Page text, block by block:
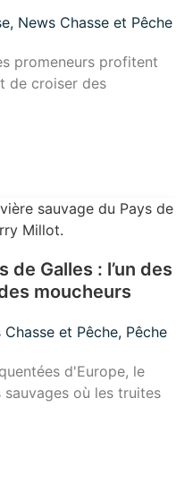
, News Chasse et Pêche
promeneurs profitent
de croiser des
de Galles : l’un des
moucheurs
Chasse et Pêche, Pêche
d'Europe, le
où les truites